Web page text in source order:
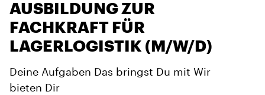
AUSBILDUNG ZUR
FACHKRAFT FÜR
LAGERLOGISTIK (M/W/D)
Deine Aufgaben Das bringst Du mit Wir
bieten Dir